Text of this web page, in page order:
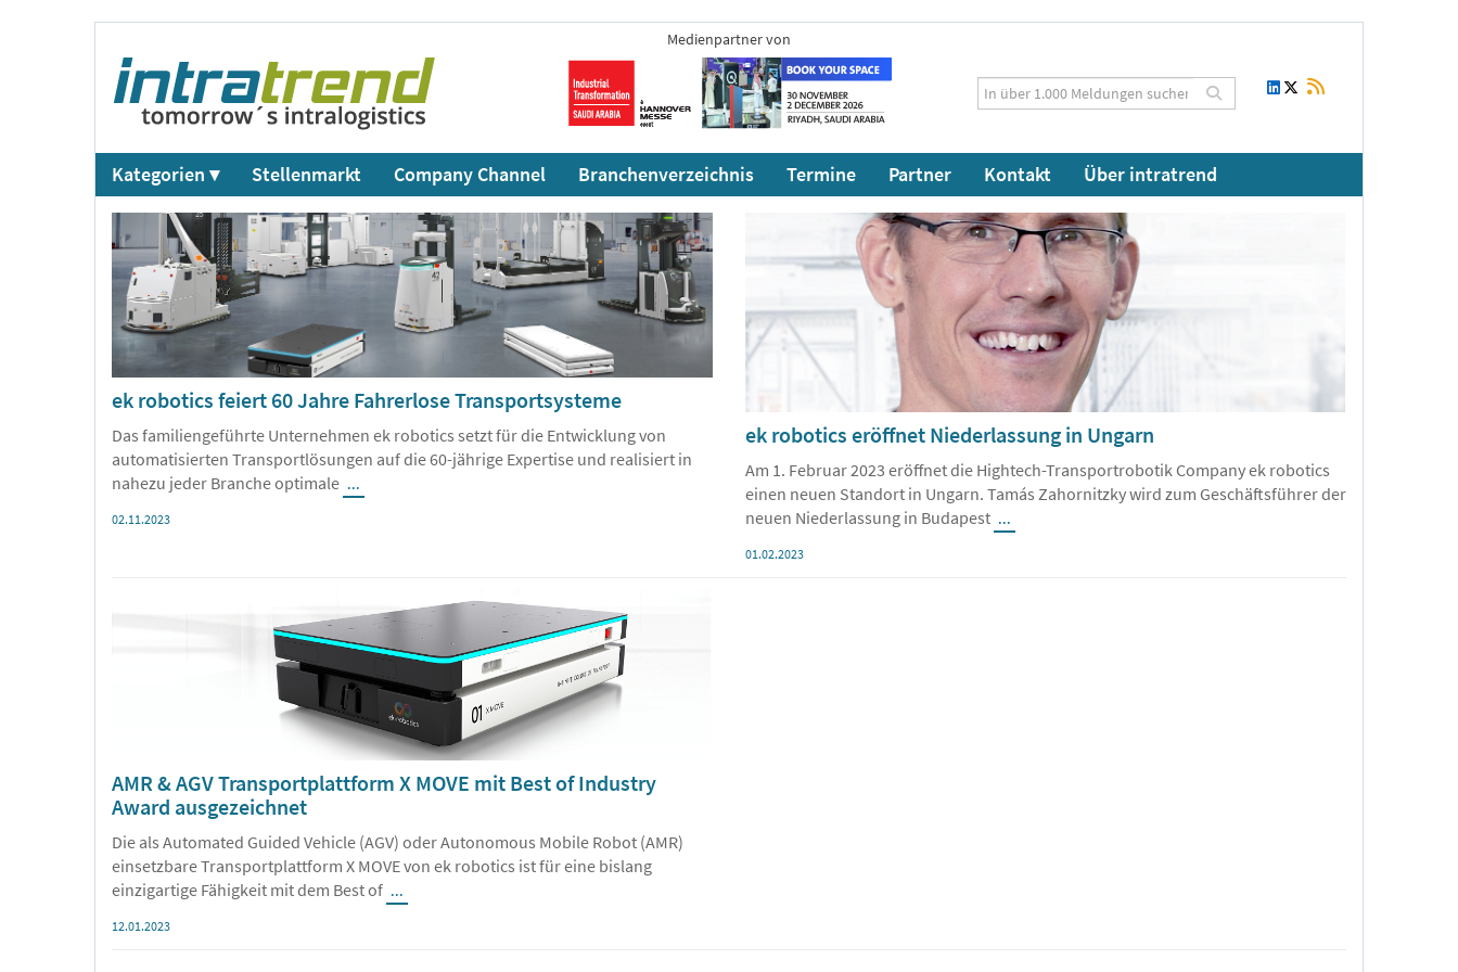
Medienpartner von
Kategorien ▾ Stellenmarkt Company Channel Branchenverzeichnis Termine Partner Kontakt Über intratrend
ek robotics feiert 60 Jahre Fahrerlose Transportsysteme
Das familiengeführte Unternehmen ek robotics setzt für die Entwicklung von
automatisierten Transportlösungen auf die 60-jährige Expertise und realisiert in
nahezu jeder Branche optimale ...
02.11.2023
ek robotics eröffnet Niederlassung in Ungarn
Am 1. Februar 2023 eröffnet die Hightech-Transportrobotik Company ek robotics
einen neuen Standort in Ungarn. Tamás Zahornitzky wird zum Geschäftsführer der
neuen Niederlassung in Budapest ...
01.02.2023
AMR & AGV Transportplattform X MOVE mit Best of Industry
Award ausgezeichnet
Die als Automated Guided Vehicle (AGV) oder Autonomous Mobile Robot (AMR)
einsetzbare Transportplattform X MOVE von ek robotics ist für eine bislang
einzigartige Fähigkeit mit dem Best of ...
12.01.2023